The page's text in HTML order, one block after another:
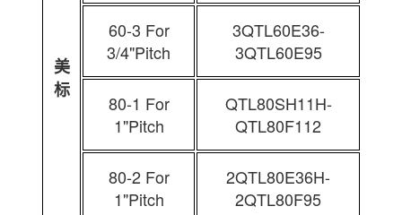
美
标
60-3 For
3/4"Pitch
3QTL60E36-
3QTL60E95
80-1 For
1"Pitch
QTL80SH11H-
QTL80F112
80-2 For
1"Pitch
2QTL80E36H-
2QTL80F95